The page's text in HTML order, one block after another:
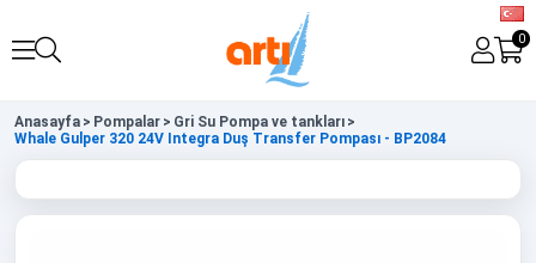
0
Anasayfa > Pompalar > Gri Su Pompa ve tankları >
Whale Gulper 320 24V Integra Duş Transfer Pompası - BP2084